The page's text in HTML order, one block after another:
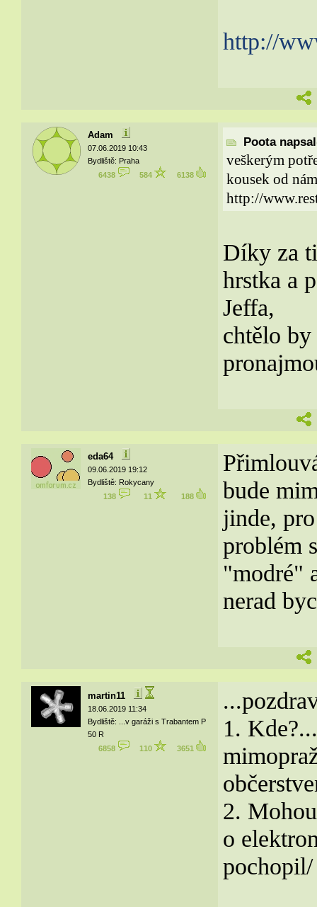
http://
Adam
07.06.2019 10:43
Bydliště: Praha
6438
584 6138
Poota
veškerým
kousek od
http://
Díky za
hrstka a
Jeffa,
chtělo
eda64
09.06.2019 19:12
Bydliště: Rokycany
138
11 188
bude
jinde,
problém
"modré"
nerad
martin11
18.06.2019 11:34
Bydliště: ...v garáži s Trabantem P
50 R
6858
110 3651
1.
2.
o
pochopil/